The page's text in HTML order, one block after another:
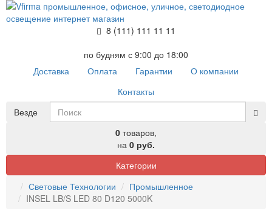
8 (111) 111 11 11
по будням с 9:00 до 18:00
Доставка
Оплата Гарантии
О компании
Контакты
Везде
0 товаров,
на 0 руб.
Категории
Световые Технологии
Промышленное
INSEL LB/S LED 80 D120 5000K